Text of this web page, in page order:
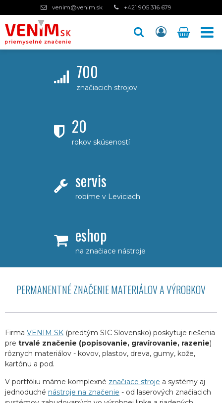
venim@venim.sk +421 905 316 679
700
značiacich strojov
20
rokov skúseností
servis
robíme v Leviciach
eshop
na značiace nástroje
PERMANENTNÉ ZNAČENIE MATERIÁLOV A VÝROBKOV
Firma VENIM SK (predtým SIC Slovensko) poskytuje riešenia
pre trvalé značenie (popisovanie, gravírovanie, razenie)
rôznych materiálov - kovov, plastov, dreva, gumy, kože,
kartónu a pod.
V portfóliu máme komplexné značiace stroje a systémy aj
jednoduché nástroje na značenie - od laserových značiacich